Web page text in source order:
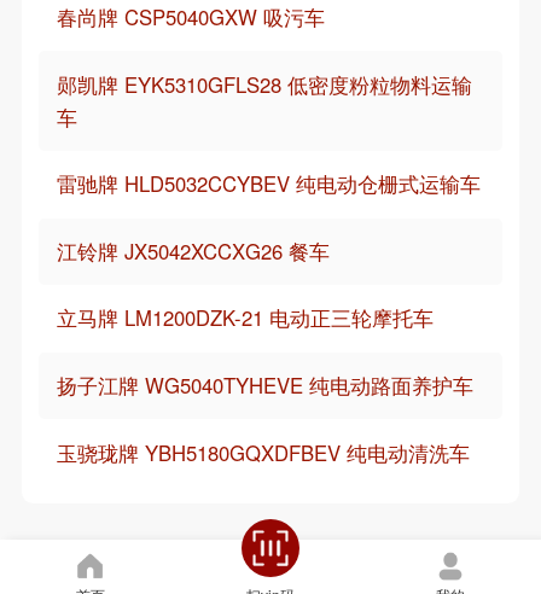
春尚牌 CSP5040GXW 吸污车
郧凯牌 EYK5310GFLS28 低密度粉粒物料运输
车
雷驰牌 HLD5032CCYBEV 纯电动仓栅式运输车
江铃牌 JX5042XCCXG26 餐车
立马牌 LM1200DZK-21 电动正三轮摩托车
扬子江牌 WG5040TYHEVE 纯电动路面养护车
玉骁珑牌 YBH5180GQXDFBEV 纯电动清洗车